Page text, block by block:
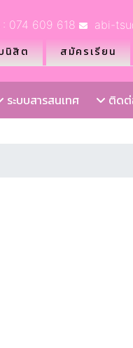
074 609 618 abi-
นิสิต สมัครเรียน
ระบบสารสนเทศ ติด